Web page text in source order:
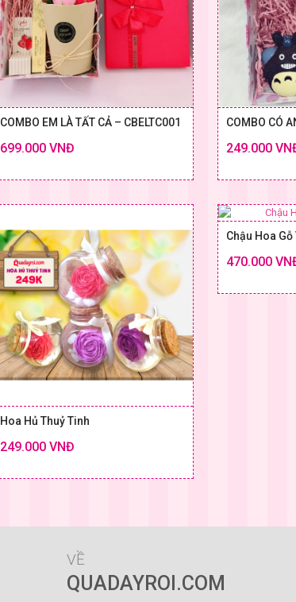
COMBO EM LÀ TẤT CẢ – CBELTC001
699.000 VNĐ
COMBO CÓ
249.000
Hoa Hủ Thuỷ Tinh
249.000 VNĐ
Chậu Hoa
470.000
VỀ
QUADAYROI.COM